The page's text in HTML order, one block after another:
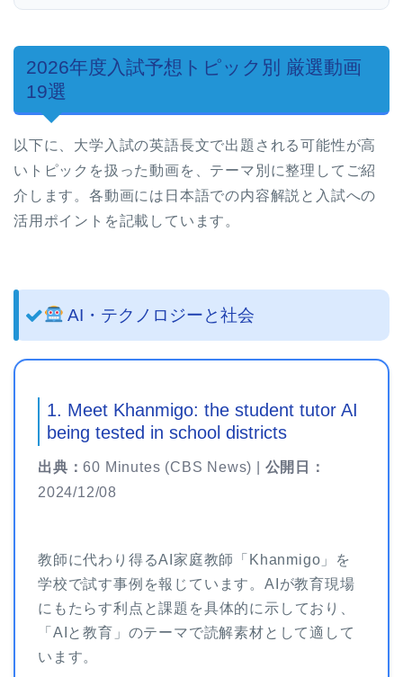
2026年度入試予想トピック別 厳選動画
19選
以下に、大学入試の英語長文で出題される可能性が高
いトピックを扱った動画を、テーマ別に整理してご紹
介します。各動画には日本語での内容解説と入試への
活用ポイントを記載しています。
AI・テクノロジーと社会
1. Meet Khanmigo: the student tutor AI
being tested in school districts
出典：60 Minutes (CBS News) | 公開日：
2024/12/08
教師に代わり得るAI家庭教師「Khanmigo」を
学校で試す事例を報じています。AIが教育現場
にもたらす利点と課題を具体的に示しており、
「AIと教育」のテーマで読解素材として適して
います。